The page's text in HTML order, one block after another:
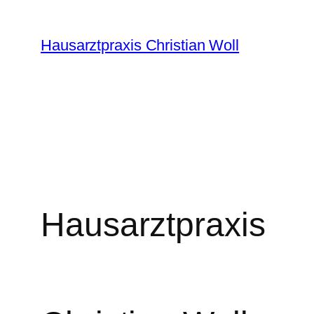
Inhalt
springen
Hausarztpraxis Christian Woll
Hausarztpraxis